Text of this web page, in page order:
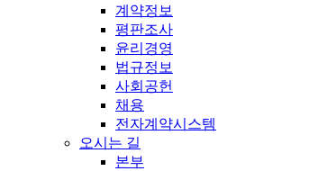
계약정보
평판조사
윤리경영
법규정보
사회공헌
채용
전자계약시스템
오시는 길
본부